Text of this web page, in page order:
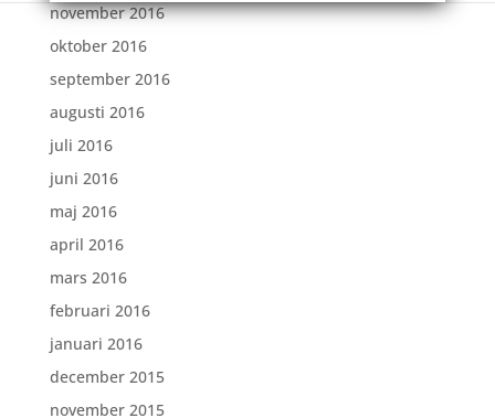
november 2016
oktober 2016
september 2016
augusti 2016
juli 2016
juni 2016
maj 2016
april 2016
mars 2016
februari 2016
januari 2016
december 2015
november 2015